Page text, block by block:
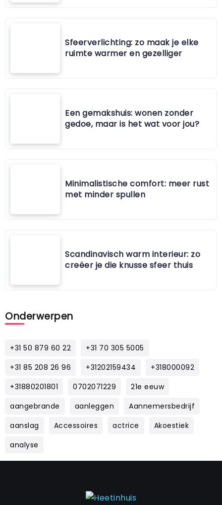
Sfeerverlichting: zo maak je elke
ruimte warmer en gezelliger
Een gemakshuis: wonen zonder
gedoe, maar is het wat voor jou?
Minimalistische comfort: meer rust
met minder spullen
Scandinavisch warm interieur: zo
creëer je die knusse sfeer thuis
Onderwerpen
+31 50 879 60 22
+31 70 305 5005
+31 85 208 26 96
+31202159434
+318000092
+31880201801
0702071229
21e eeuw
aangebrande
aanleggen
Aannemersbedrijf
aanslag
Accessoires actrice
Akoestiek
analyse